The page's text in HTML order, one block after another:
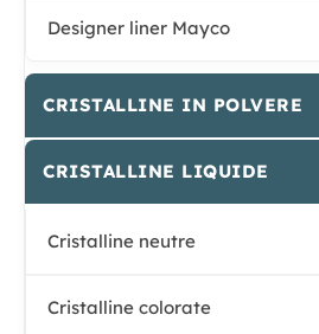
Designer liner Mayco
CRISTALLINE IN POLVERE
CRISTALLINE LIQUIDE
Cristalline neutre
Cristalline colorate